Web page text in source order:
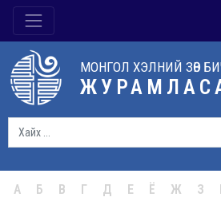
МОНГОЛ ХЭЛНИЙ ЗӨВ
А Б В Г Д Е Ё Ж З